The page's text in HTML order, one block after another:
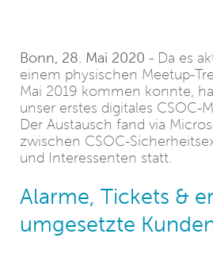
Bonn, 28. Mai 2020 - Da es
einem physischen Meetup-
Mai 2019 kommen konnte,
unser erstes digitales CSOC-
Der Austausch fand via
zwischen CSOC-
und Interessenten statt.
Alarme, Tickets &
umgesetzte